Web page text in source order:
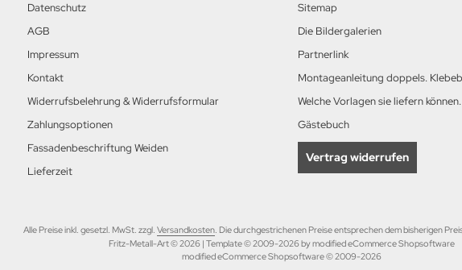
Datenschutz
AGB
Impressum
Kontakt
Widerrufsbelehrung & Widerrufsformular
Zahlungsoptionen
Fassadenbeschriftung Weiden
Lieferzeit
Sitemap
Die Bildergalerien
Partnerlink
Montageanleitung doppels.
Welche Vorlagen sie liefern können.
Gästebuch
Vertrag widerrufen
Alle Preise inkl. gesetzl. MwSt. zzgl. Versandkosten. Die durchgestrichenen Preise entsprechen dem bisherigen
Fritz-Metall-Art © 2026 | Template © 2009-2026 by modified eCommerce Shopsoftware
modified eCommerce Shopsoftware © 2009-2026